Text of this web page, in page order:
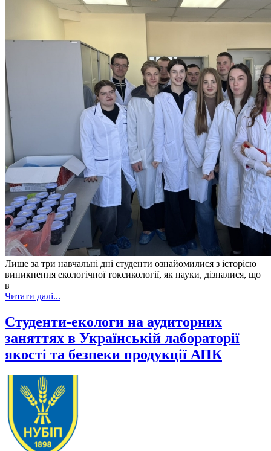
Лише за три навчальні дні студенти ознайомилися з історією
виникнення екологічної токсикології, як науки, дізналися, що
в
Читати далі...
Студенти-екологи на аудиторних
заняттях в Українській лабораторії
якості та безпеки продукції АПК